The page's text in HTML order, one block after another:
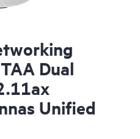
Dual
Unified